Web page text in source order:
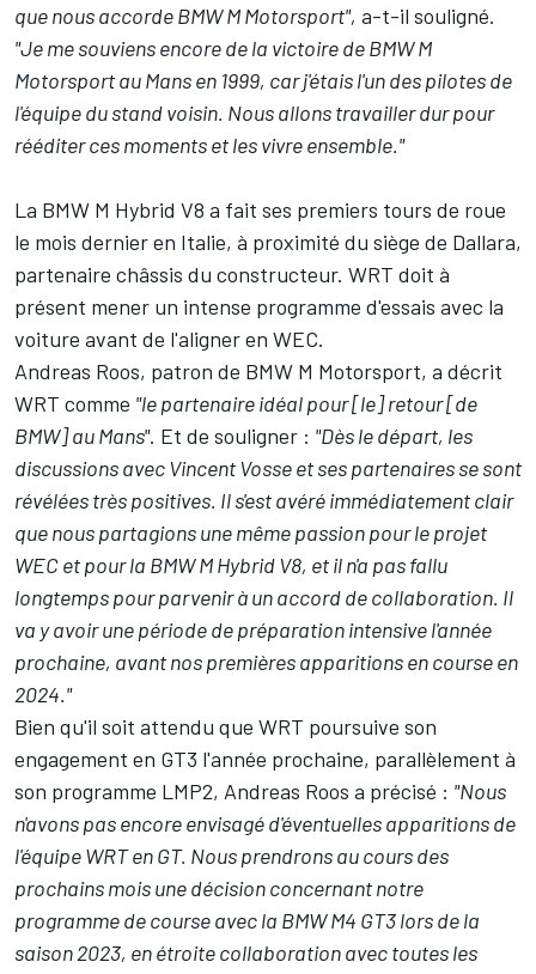
que nous accorde BMW M Motorsport", a-t-il souligné.
"Je me souviens encore de la victoire de BMW M
Motorsport au Mans en 1999, car j'étais l'un des pilotes de
l'équipe du stand voisin. Nous allons travailler dur pour
rééditer ces moments et les vivre ensemble."
La BMW M Hybrid V8 a fait ses premiers tours de roue
le mois dernier en Italie, à proximité du siège de Dallara,
partenaire châssis du constructeur. WRT doit à
présent mener un intense programme d'essais avec la
voiture avant de l'aligner en WEC.
Andreas Roos, patron de BMW M Motorsport, a décrit
WRT comme "le partenaire idéal pour [le] retour [de
BMW] au Mans". Et de souligner : "Dès le départ, les
discussions avec Vincent Vosse et ses partenaires se sont
révélées très positives. Il s'est avéré immédiatement clair
que nous partagions une même passion pour le projet
WEC et pour la BMW M Hybrid V8, et il n'a pas fallu
longtemps pour parvenir à un accord de collaboration. Il
va y avoir une période de préparation intensive l'année
prochaine, avant nos premières apparitions en course en
2024."
Bien qu'il soit attendu que WRT poursuive son
engagement en GT3 l'année prochaine, parallèlement à
son programme LMP2, Andreas Roos a précisé : "Nous
n'avons pas encore envisagé d'éventuelles apparitions de
l'équipe WRT en GT. Nous prendrons au cours des
prochains mois une décision concernant notre
programme de course avec la BMW M4 GT3 lors de la
saison 2023, en étroite collaboration avec toutes les